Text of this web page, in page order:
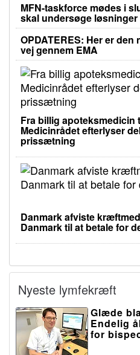
MFN-taskforce mødes i
skal undersøge løsninger
OPDATERES: Her er den
vej gennem EMA
Fra billig apoteksmedicin
Medicinrådet efterlyser
prissætning
Danmark afviste
Danmark til at betale for
Nyeste lymfekræft
Glæde
Endelig
for